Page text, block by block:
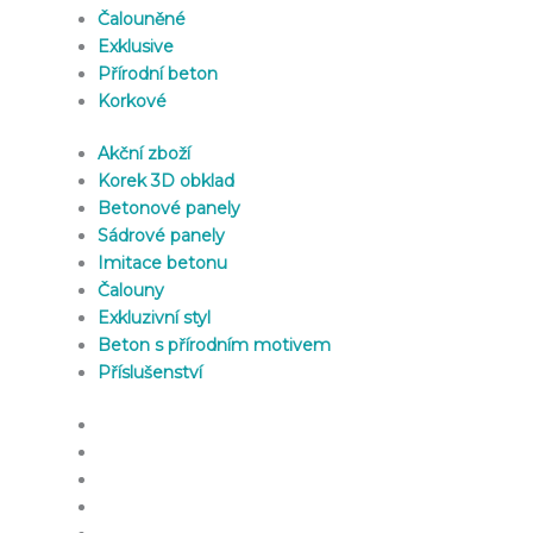
Čalouněné
Exklusive
Přírodní beton
Korkové
Akční zboží
Korek 3D obklad
Betonové panely
Sádrové panely
Imitace betonu
Čalouny
Exkluzivní styl
Beton s přírodním motivem
Příslušenství